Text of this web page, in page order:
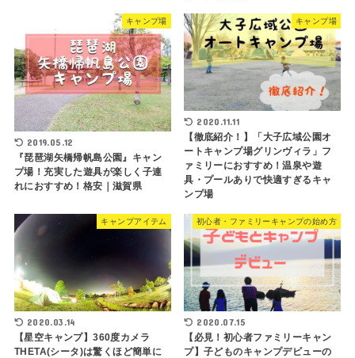
キャンプ場
2019.05.12
『琵琶湖矢橋帰帆島公園』キャン
プ場！充実した遊具が楽しく子連
れにおすすめ！格安｜滋賀県
キャンプ場
2020.11.11
【徹底紹介！】「大子広域公園オ
ートキャンプ場グリンヴィラ」フ
ァミリーにおすすめ！温泉や遊
具・プールありで快適すぎるキャ
ンプ場
キャンプアイテム
2020.03.14
【星空キャンプ】360度カメラ
THETA(シータ)は驚くほど簡単に
初心者・ファミリーキャンプの始め方
2020.07.15
【必見！初心者ファミリーキャン
プ】子どものキャンプデビューの